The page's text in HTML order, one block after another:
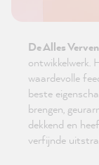
De Alles
ontwikkelwerk.
waardevolle
beste
brengen,
dekkend en
verfijnde